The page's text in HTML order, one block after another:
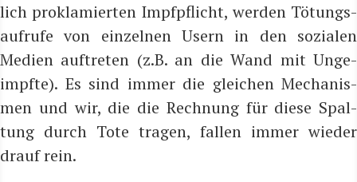
lich pro­kla­mier­ten Impf­pflicht, wer­den Tötungs­
auf­ru­fe von ein­zel­nen Usern in den sozia­len
Medi­en auf­tre­ten (z.B. an die Wand mit Unge­
impf­te). Es sind immer die glei­chen Mecha­nis­
men und wir, die die Rech­nung für die­se Spal­
tung durch Tote tra­gen, fal­len immer wie­der
drauf rein.